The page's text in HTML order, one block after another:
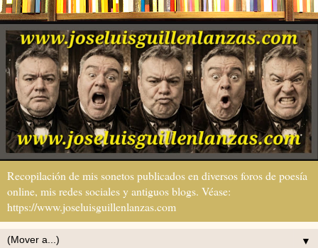
Recopilación de mis sonetos publicados en diversos foros de poesía
online, mis redes sociales y antiguos blogs. Véase:
https://www.joseluisguillenlanzas.com
▼